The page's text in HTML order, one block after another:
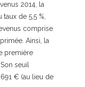
2014, la
de 5,5 %,
comprise
Ainsi, la
première
seuil
€ (au lieu de